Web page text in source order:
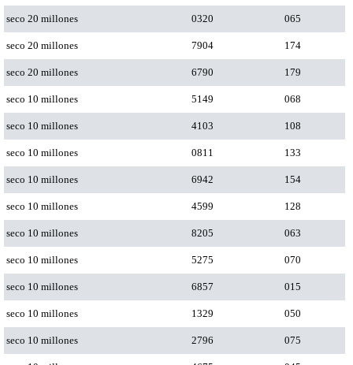
seco 20 millones 0320 065
seco 20 millones 7904 174
seco 20 millones 6790 179
seco 10 millones 5149 068
seco 10 millones 4103 108
seco 10 millones 0811 133
seco 10 millones 6942 154
seco 10 millones 4599 128
seco 10 millones 8205 063
seco 10 millones 5275 070
seco 10 millones 6857 015
seco 10 millones 1329 050
seco 10 millones 2796 075